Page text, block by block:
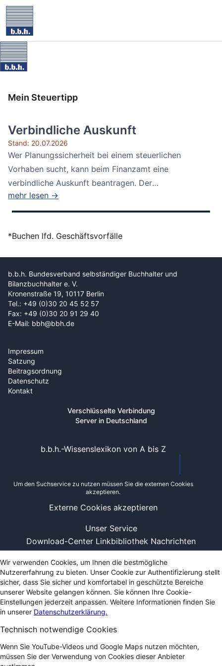
Mein Steuertipp
Verbindliche Auskunft
Stand: 20.07.2026
Wer Planungssicherheit bei einem steuerlichen
Vorhaben sucht, kann beim Finanzamt eine
verbindliche Auskunft beantragen. Der
Bundesfinanzhof...
mehr lesen →
*Buchen lfd. Geschäftsvorfälle
b.b.h. Bundesverband selbständiger Buchhalter und
Bilanzbuchhalter e. V.
Kronenstraße 19, 10117 Berlin
Tel.: +49 (0)30 20 45 52 57
Fax: +49 (0)30 20 91 29 40
E-Mail: bbh@bbh.de
Impressum
Satzung
Beitragsordnung
Datenschutz
Kontakt
Verschlüsselte Verbindung
Server in Deutschland
Unser Service
Download-Center Linkbibliothek Nachrichten
b.b.h.-Wissenslexikon von A bis Z
Um den Suchservice zu nutzen müssen Sie die externen Cookies
akzeptieren.
Externe Cookies akzeptieren
Wir verwenden Cookies, um Ihnen die bestmögliche
Nutzererfahrung zu bieten. Unser Cookie zur Authentifizierung stellt
sicher, dass Sie sicher und komfortabel in geschützte Bereiche
unserer Website gelangen können. Sie können Ihre Cookie-
Einstellungen jederzeit anpassen. Weitere Informationen finden Sie
in unserer Datenschutzerklärung.
Technisch notwendige Cookies
Wenn Sie YouTube-Videos und Google Maps nutzen möchten,
müssen Sie der Verwendung von Cookies dieser Anbieter